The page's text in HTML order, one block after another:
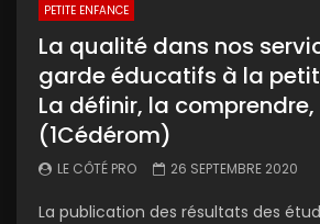
PETITE ENFANCE
La qualité dans nos
garde éducatifs à la
La définir, la
(1Cédérom)
LE CÔTÉ PRO 26 SEPTEMBRE 2020
La publication des résultats des